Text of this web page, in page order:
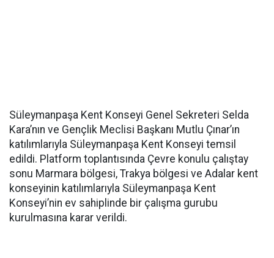
Süleymanpaşa Kent Konseyi Genel Sekreteri Selda
Kara’nın ve Gençlik Meclisi Başkanı Mutlu Çınar’ın
katılımlarıyla Süleymanpaşa Kent Konseyi temsil
edildi. Platform toplantısında Çevre konulu çalıştay
sonu Marmara bölgesi, Trakya bölgesi ve Adalar kent
konseyinin katılımlarıyla Süleymanpaşa Kent
Konseyi’nin ev sahiplinde bir çalışma gurubu
kurulmasına karar verildi.